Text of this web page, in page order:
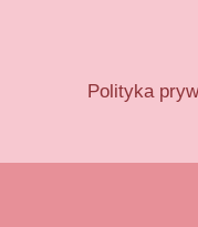
Polityka